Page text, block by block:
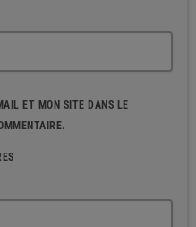
ET MON SITE DANS LE